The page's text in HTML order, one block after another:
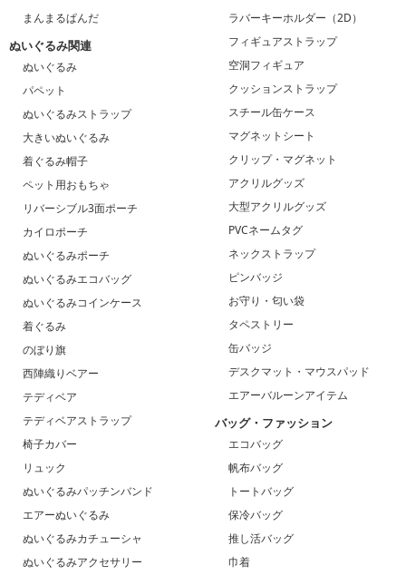
まんまるぱんだ
ぬいぐるみ関連
ぬいぐるみ
パペット
ぬいぐるみストラップ
大きいぬいぐるみ
着ぐるみ帽子
ペット用おもちゃ
リバーシブル3面ポーチ
カイロポーチ
ぬいぐるみポーチ
ぬいぐるみエコバッグ
ぬいぐるみコインケース
着ぐるみ
のぼり旗
西陣織りベアー
テディベア
テディベアストラップ
椅子カバー
リュック
ぬいぐるみパッチンバンド
エアーぬいぐるみ
ぬいぐるみカチューシャ
ぬいぐるみアクセサリー
ラバーキーホルダー（2D）
フィギュアストラップ
空洞フィギュア
クッションストラップ
スチール缶ケース
マグネットシート
クリップ・マグネット
アクリルグッズ
大型アクリルグッズ
PVCネームタグ
ネックストラップ
ピンバッジ
お守り・匂い袋
タペストリー
缶バッジ
デスクマット・マウスパッド
エアーバルーンアイテム
バッグ・ファッション
エコバッグ
帆布バッグ
トートバッグ
保冷バッグ
推し活バッグ
巾着